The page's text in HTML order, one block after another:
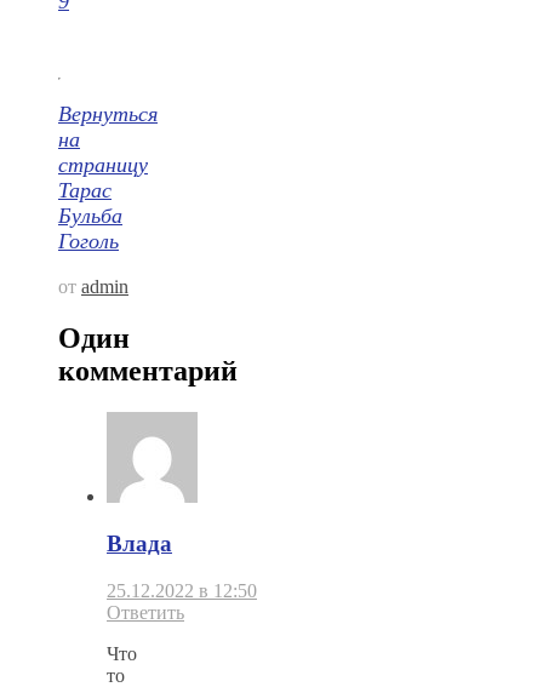
Вернуться
на
страницу
Тарас
Бульба
Гоголь
от admin
Один
комментарий
Влада
25.12.2022 в 12:50
Ответить
Что
то